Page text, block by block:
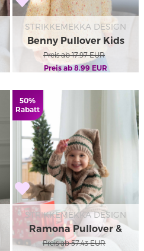
STRIKKEMEKKA DESIGN
Benny Pullover Kids
Preis ab 17.97EUR
Preis ab 8.99 EUR
50%
Rabatt
STRIKKEMEKKA DESIGN
Ramona Pullover &
Mütze Kids
Preis ab 57.43EUR